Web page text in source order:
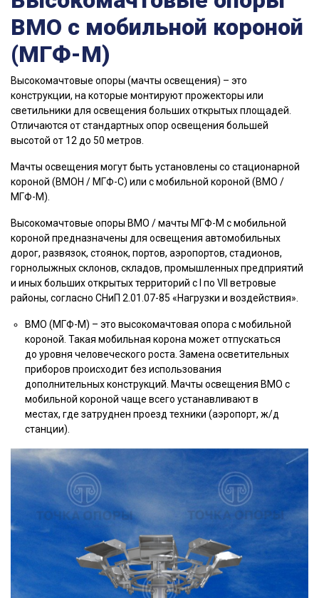
ВМО с мобильной короной
(МГФ-М)
Высокомачтовые опоры (мачты освещения) – это
конструкции, на которые монтируют прожекторы или
светильники для освещения больших открытых площадей.
Отличаются от стандартных опор освещения большей
высотой от 12 до 50 метров.
Мачты освещения могут быть установлены со стационарной
короной (ВМОН / МГФ-С) или с мобильной короной (ВМО /
МГФ-М).
Высокомачтовые опоры ВМО / мачты МГФ-М с мобильной
короной предназначены для освещения автомобильных
дорог, развязок, стоянок, портов, аэропортов, стадионов,
горнолыжных склонов, складов, промышленных предприятий
и иных больших открытых территорий с I по VII ветровые
районы, согласно СНиП 2.01.07-85 «Нагрузки и воздействия».
ВМО (МГФ-М) – это высокомачтовая опора с мобильной
короной. Такая мобильная корона может отпускаться
до уровня человеческого роста. Замена осветительных
приборов происходит без использования
дополнительных конструкций. Мачты освещения ВМО с
мобильной короной чаще всего устанавливают в
местах, где затруднен проезд техники (аэропорт, ж/д
станции).